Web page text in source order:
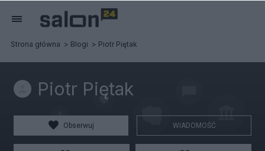
Strona główna Blogi Piotr Piętak
Piotr Piętak
Obserwuj WIADOMOŚĆ